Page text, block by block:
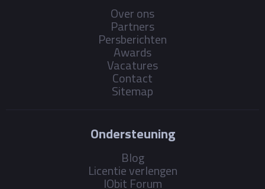
Over ons
Partners
Persberichten
Awards
Vacatures
Contact
Sitemap
Ondersteuning
Blog
Licentie verlengen
IObit Forum